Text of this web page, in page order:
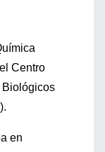
Centro
Biológicos
en